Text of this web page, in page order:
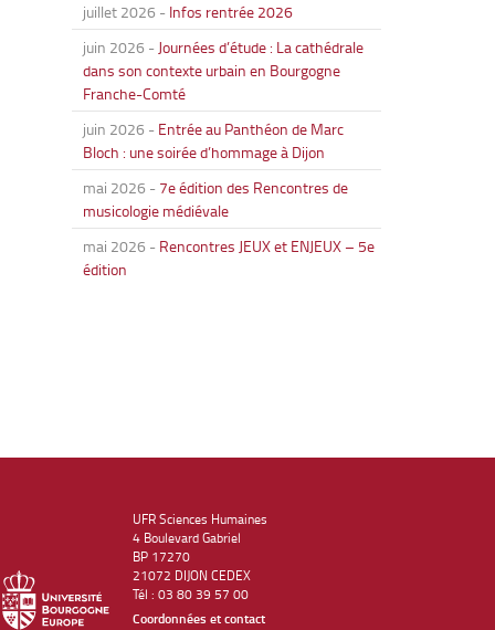
juillet 2026 - Infos rentrée 2026
juin 2026 - Journées d’étude : La cathédrale
dans son contexte urbain en Bourgogne
Franche-Comté
juin 2026 - Entrée au Panthéon de Marc
Bloch : une soirée d’hommage à Dijon
mai 2026 - 7e édition des Rencontres de
musicologie médiévale
mai 2026 - Rencontres JEUX et ENJEUX – 5e
édition
UFR Sciences Humaines
4 Boulevard Gabriel
BP 17270
21072 DIJON CEDEX
Tél : 03 80 39 57 00
Coordonnées et contact